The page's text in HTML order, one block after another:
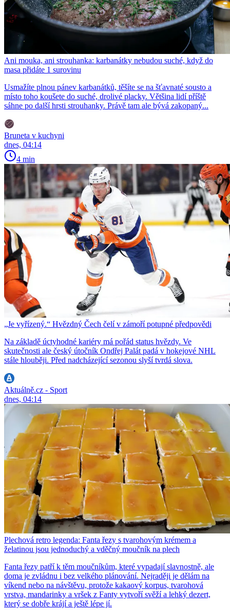
Ani mouka, ani strouhanka: karbanátky nebudou suché, když do
masa přidáte 1 surovinu
Usmažíte plnou pánev karbanátků, těšíte se na šťavnaté sousto a
místo toho koušete do suché, drolivé placky. Většina lidí příště
sáhne po další hrsti strouhanky. Právě tam ale bývá zakopaný...
Bruneta v kuchyni
dnes, 04:14
4 min
„Je vyřízený.“ Hvězdný Čech čelí v zámoří potupné předpovědi
Na základě úctyhodné kariéry má pořád status hvězdy. Ve
skutečnosti ale český útočník Ondřej Palát padá v hokejové NHL
stále hlouběji. Před nadcházející sezonou slyší tvrdá slova.
Aktuálně.cz - Sport
dnes, 04:14
Plechová retro legenda: Fanta řezy s tvarohovým krémem a
želatinou jsou jednoduchý a vděčný moučník na plech
Fanta řezy patří k těm moučníkům, které vypadají slavnostně, ale
doma je zvládnu i bez velkého plánování. Nejraději je dělám na
víkend nebo na návštěvu, protože kakaový korpus, tvarohová
vrstva, mandarinky a vršek z Fanty vytvoří svěží a lehký dezert,
který se dobře krájí a ještě lépe jí.